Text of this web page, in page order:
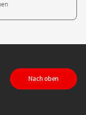
LinkedIn
Nach oben